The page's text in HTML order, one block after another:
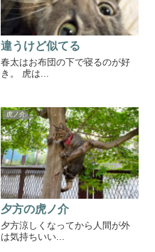
違うけど似てる
春太はお布団の下で寝るのが好
き。 虎は...
虎ノ介
夕方の虎ノ介
夕方涼しくなってから人間が外
は気持ちいい...